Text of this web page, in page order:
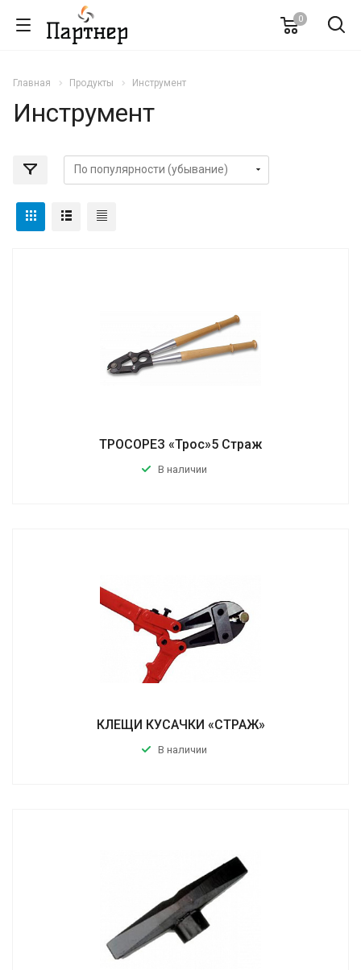
0
Главная Продукты Инструмент
Инструмент
ТРОСОРЕЗ «Трос»5 Страж
В наличии
КЛЕЩИ КУСАЧКИ «СТРАЖ»
В наличии